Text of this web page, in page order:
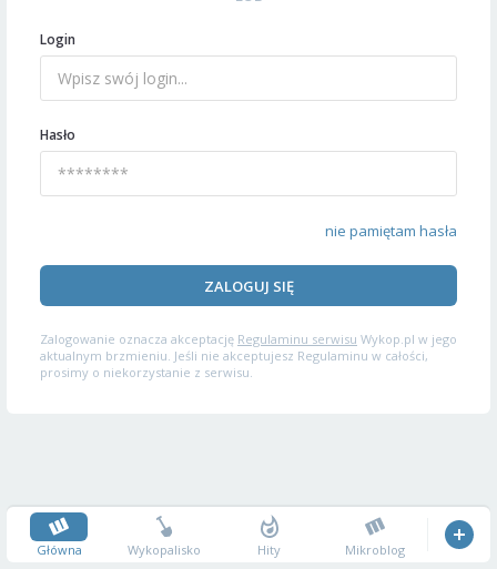
Login
Hasło
nie pamiętam hasła
ZALOGUJ SIĘ
Zalogowanie oznacza akceptację Regulaminu serwisu Wykop.pl w jego
aktualnym brzmieniu. Jeśli nie akceptujesz Regulaminu w całości,
prosimy o niekorzystanie z serwisu.
Główna Wykopalisko Hity Mikroblog